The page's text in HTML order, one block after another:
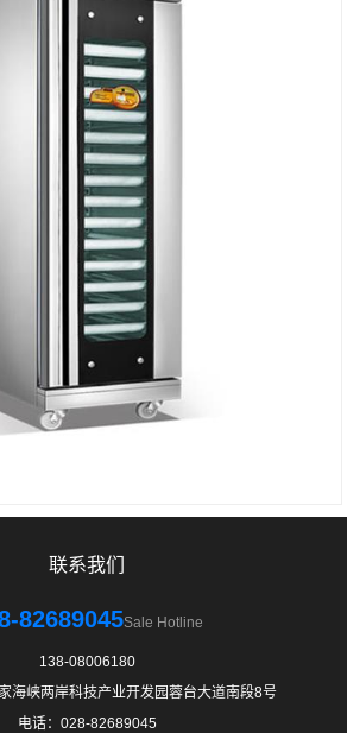
联系我们
82689045Sale Hotline
138-08006180
海峡两岸科技产业开发园蓉台大道南段8号
电话：028-82689045